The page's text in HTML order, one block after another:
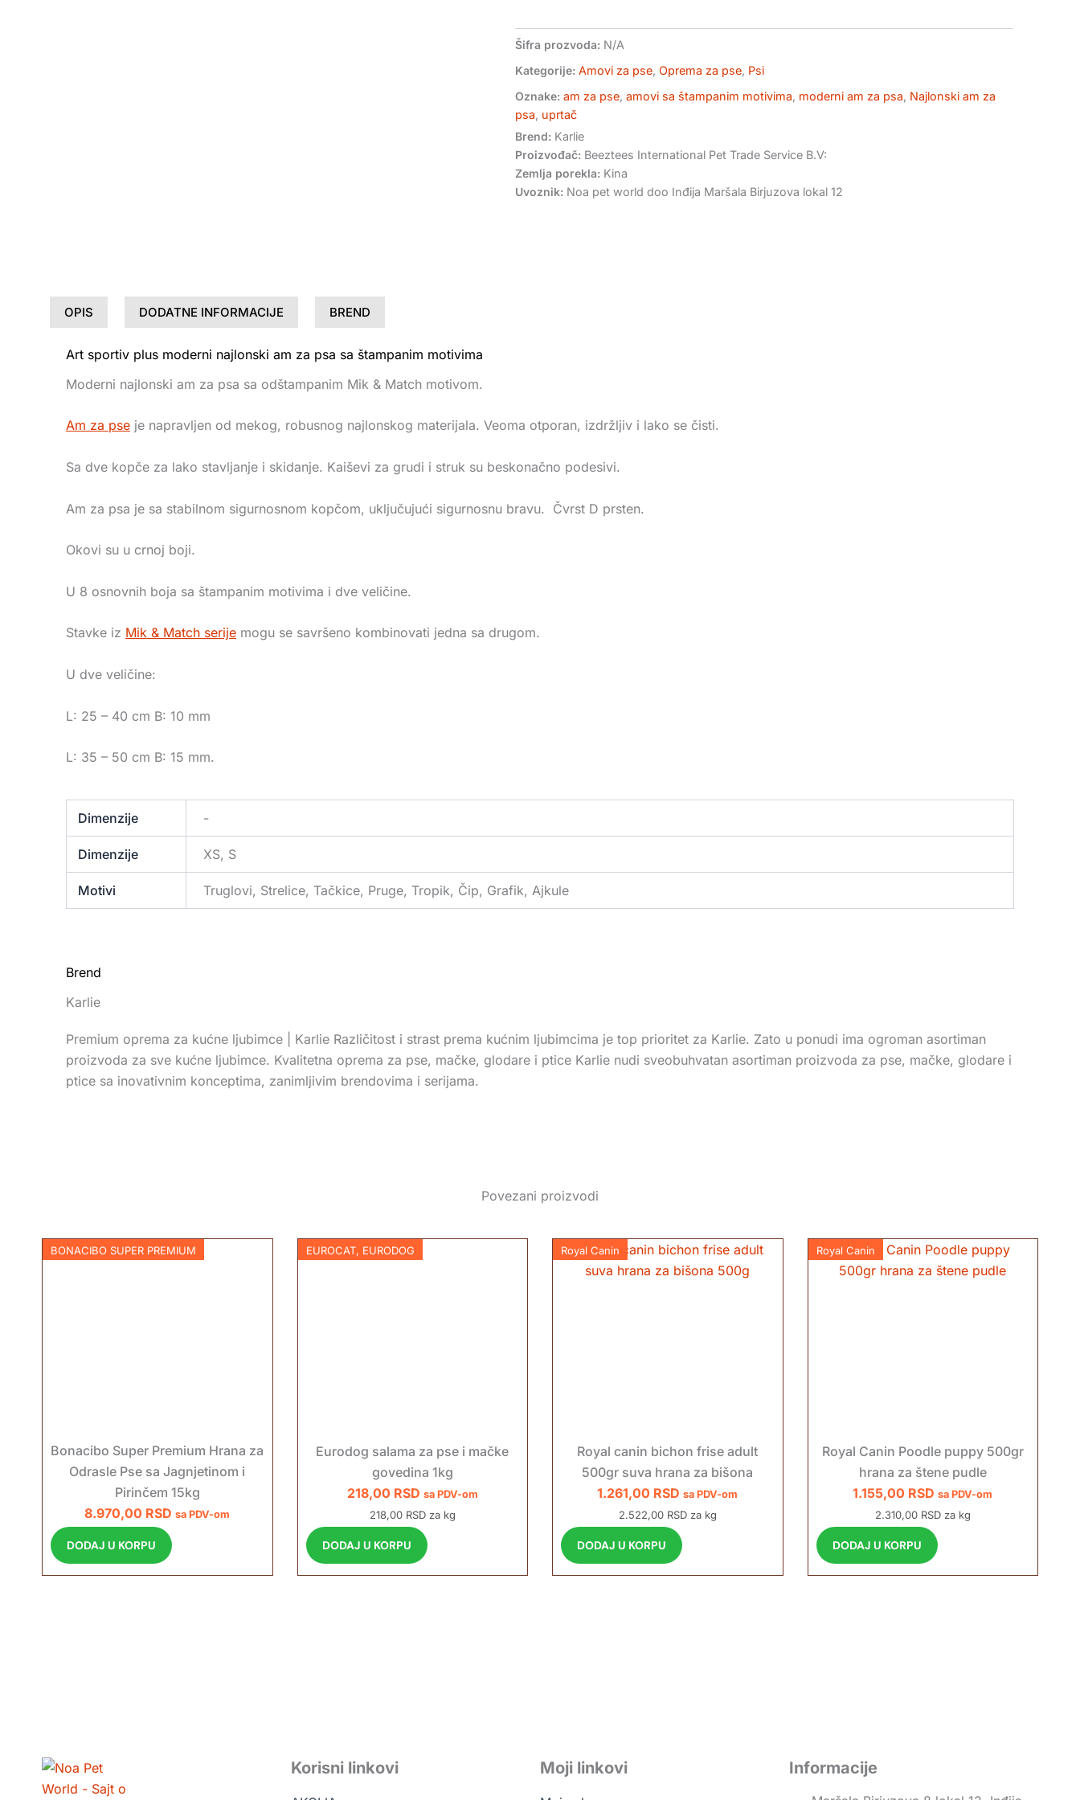
Šifra prozvoda: N/A
Kategorije: Amovi za pse, Oprema za pse, Psi
Oznake: am za pse, amovi sa štampanim motivima, moderni am za psa, Najlonski am za
psa, uprtač
Brend: Karlie
Proizvođač: Beeztees International Pet Trade Service B.V:
Zemlja porekla: Kina
Uvoznik: Noa pet world doo Inđija Maršala Birjuzova lokal 12
OPIS DODATNE INFORMACIJE BREND
Art sportiv plus moderni najlonski am za psa sa štampanim motivima
Moderni najlonski am za psa sa odštampanim Mik & Match motivom.
Am za pse je napravljen od mekog, robusnog najlonskog materijala. Veoma otporan, izdržljiv i lako se čisti.
Sa dve kopče za lako stavljanje i skidanje. Kaiševi za grudi i struk su beskonačno podesivi.
Am za psa je sa stabilnom sigurnosnom kopčom, uključujući sigurnosnu bravu. Čvrst D prsten.
Okovi su u crnoj boji.
U 8 osnovnih boja sa štampanim motivima i dve veličine.
Stavke iz Mik & Match serije mogu se savršeno kombinovati jedna sa drugom.
U dve veličine:
L: 25 – 40 cm B: 10 mm
L: 35 – 50 cm B: 15 mm.
Dimenzije -
Dimenzije XS, S
Motivi Truglovi, Strelice, Tačkice, Pruge, Tropik, Čip, Grafik, Ajkule
Brend
Karlie
Premium oprema za kućne ljubimce | Karlie Različitost i strast prema kućnim ljubimcima je top prioritet za Karlie. Zato u ponudi ima ogroman asortiman
proizvoda za sve kućne ljubimce. Kvalitetna oprema za pse, mačke, glodare i ptice Karlie nudi sveobuhvatan asortiman proizvoda za pse, mačke, glodare i
ptice sa inovativnim konceptima, zanimljivim brendovima i serijama.
Povezani proizvodi
BONACIBO SUPER PREMIUM
Bonacibo Super Premium Hrana za
Odrasle Pse sa Jagnjetinom i
Pirinčem 15kg
8.970,00 RSD sa PDV-om
DODAJ U KORPU
EUROCAT, EURODOG
Eurodog salama za pse i mačke
govedina 1kg
218,00 RSD sa PDV-om
218,00 RSD za kg
DODAJ U KORPU
Royal Canin
Royal canin bichon frise adult
500gr suva hrana za bišona
1.261,00 RSD sa PDV-om
2.522,00 RSD za kg
DODAJ U KORPU
Royal Canin
Royal Canin Poodle puppy 500gr
hrana za štene pudle
1.155,00 RSD sa PDV-om
2.310,00 RSD za kg
DODAJ U KORPU
Korisni linkovi Moji linkovi Informacije